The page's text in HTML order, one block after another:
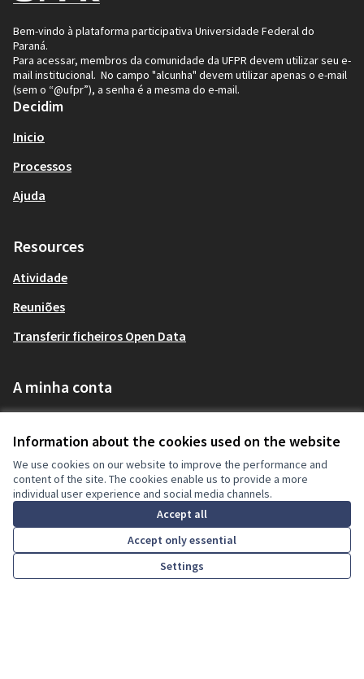
Information about the cookies used on the website
We use cookies on our website to improve the performance and
content of the site. The cookies enable us to provide a more
individual user experience and social media channels.
Accept all
Accept only essential
Settings
Inicio Pesquisar Atividade Entrar
Bem-vindo à plataforma participativa Universidade Federal do
Paraná.
Para acessar, membros da comunidade da UFPR devem utilizar seu e-
mail institucional. No campo "alcunha" devem utilizar apenas o e-mail
(sem o “@ufpr”), a senha é a mesma do e-mail.
Decidim
Inicio
Processos
Ajuda
Resources
Atividade
Reuniões
Transferir ficheiros Open Data
A minha conta
Entrar
Termos de uso da plataforma Participa UFPR
Terms and Conditions